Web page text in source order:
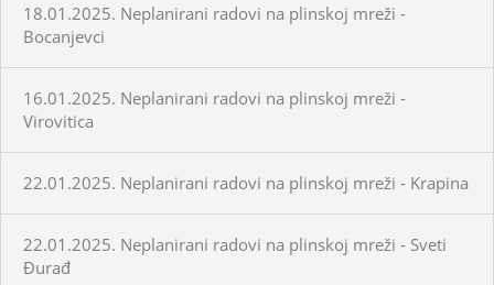
18.01.2025. Neplanirani radovi na plinskoj mreži -
Bocanjevci
16.01.2025. Neplanirani radovi na plinskoj mreži -
Virovitica
22.01.2025. Neplanirani radovi na plinskoj mreži - Krapina
22.01.2025. Neplanirani radovi na plinskoj mreži - Sveti
Đurađ